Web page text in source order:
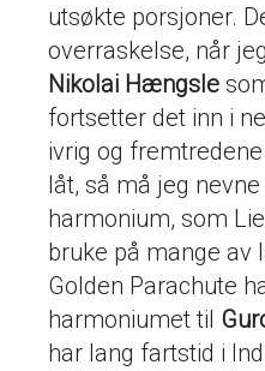
utsøkte porsjoner.
overraskelse, når
Nikolai Hængsle
fortsetter det inn i
ivrig og
låt, så må jeg
harmonium, som
bruke på mange av
Golden Parachute
harmoniumet til
har lang fartstid i